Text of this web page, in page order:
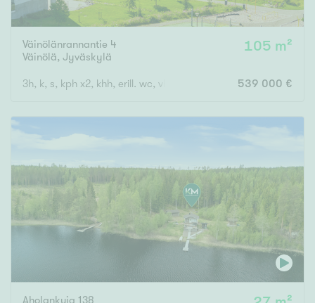
Väinölänrannantie 4
Väinölä, Jyväskylä
105 m²
3h, k, s, kph x2, khh, erill. wc, vh, las.p, ter 539 000 €
Aholankuja 138